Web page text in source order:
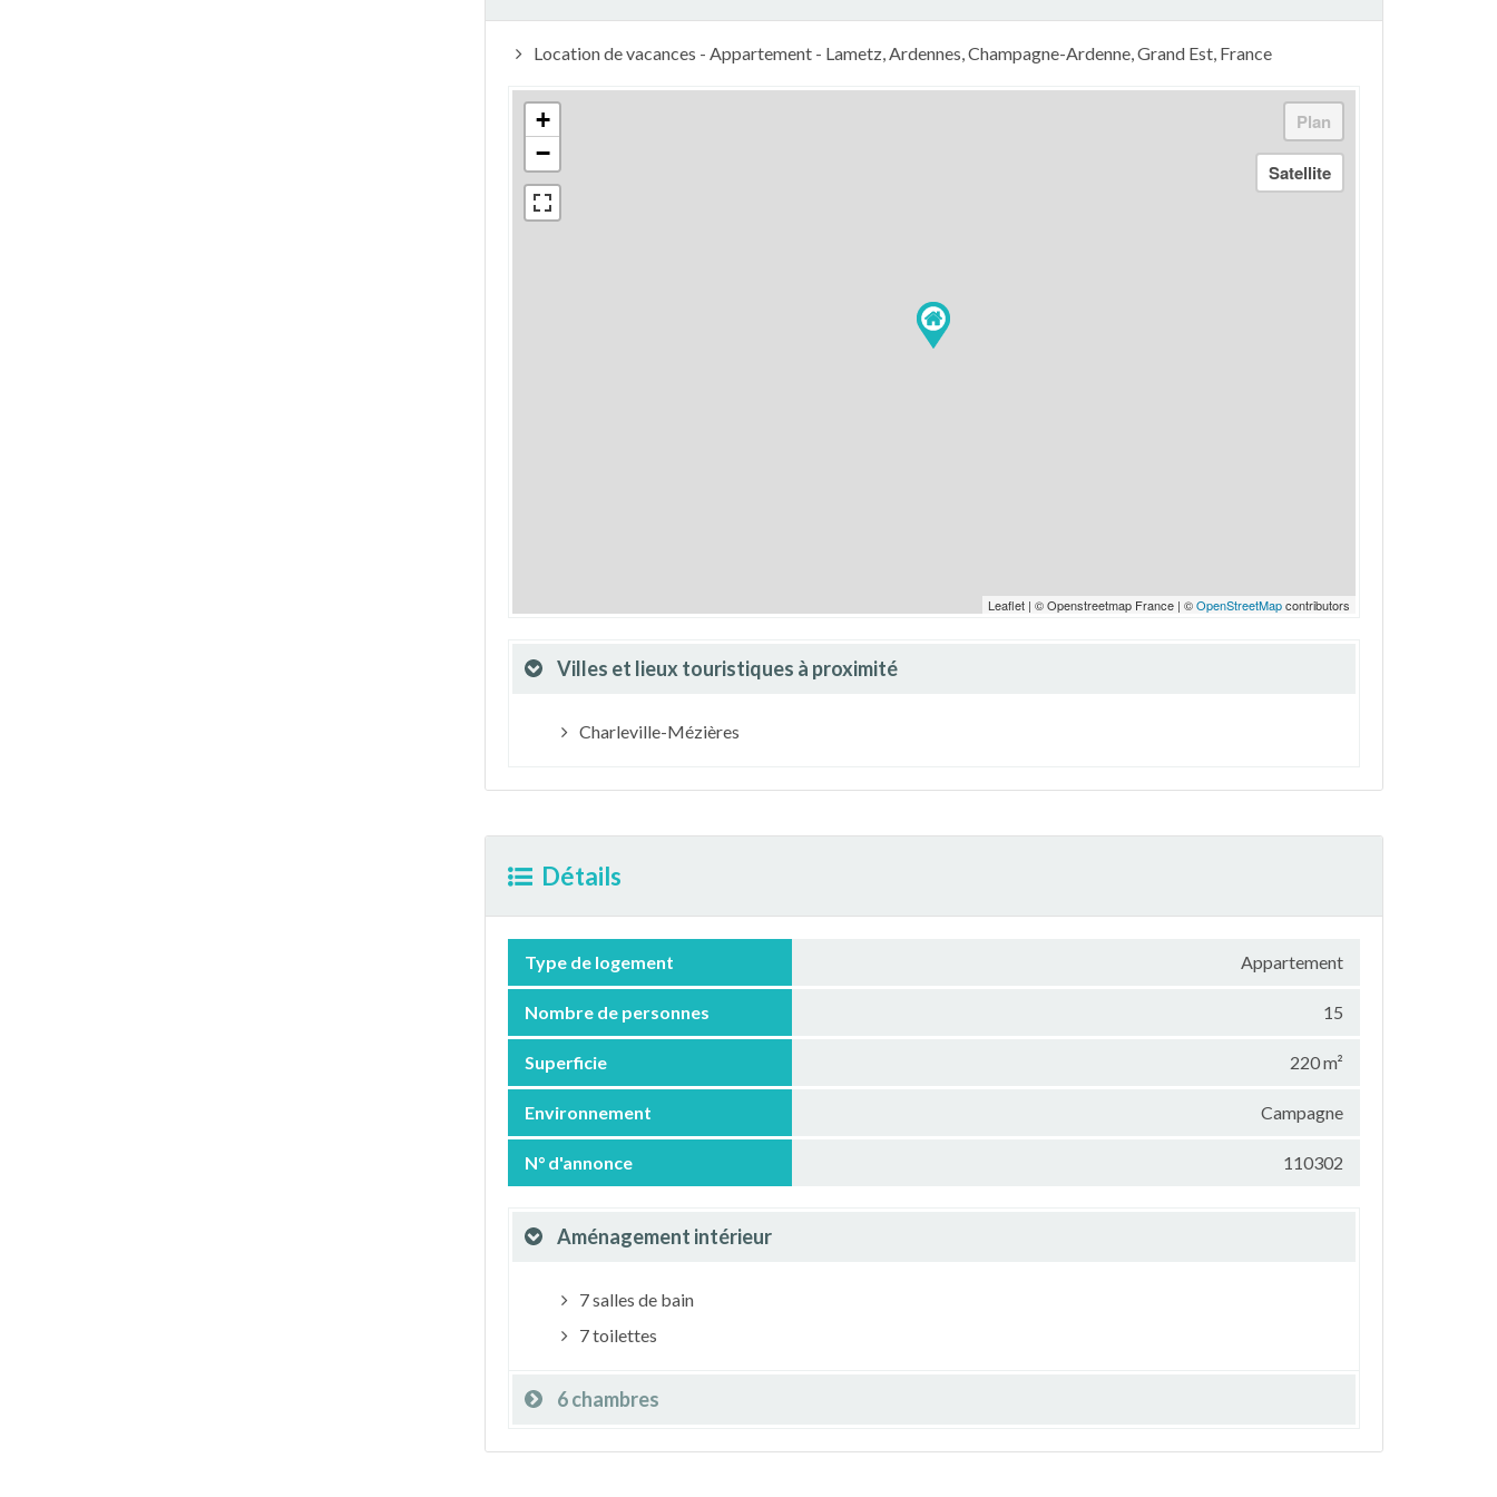
Location de vacances - Appartement - Lametz, Ardennes, Champagne-Ardenne, Grand Est, France
+
−
Leaflet | © Openstreetmap France | ©OpenStreetMapcontributors
Villes et lieux touristiques à proximité
Charleville-Mézières
Détails
Type de logement Appartement
Nombre de personnes 15
Superficie 220 m²
Environnement Campagne
N° d'annonce 110302
Aménagement intérieur
7 salles de bain
7 toilettes
6 chambres